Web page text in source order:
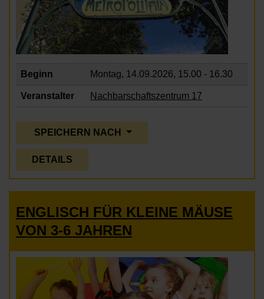
Beginn Montag, 14.09.2026, 15.00 - 16.30
Veranstalter Nachbarschaftszentrum 17
SPEICHERN NACH
DETAILS
ENGLISCH FÜR KLEINE MÄUSE
VON 3-6 JAHREN